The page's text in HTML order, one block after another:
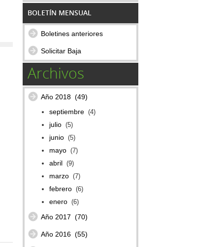
BOLETÍN MENSUAL
Boletines anteriores
Solicitar Baja
Archivos
Año 2018 (49)
septiembre (4)
julio (5)
junio (5)
mayo (7)
abril (9)
marzo (7)
febrero (6)
enero (6)
Año 2017 (70)
Año 2016 (55)